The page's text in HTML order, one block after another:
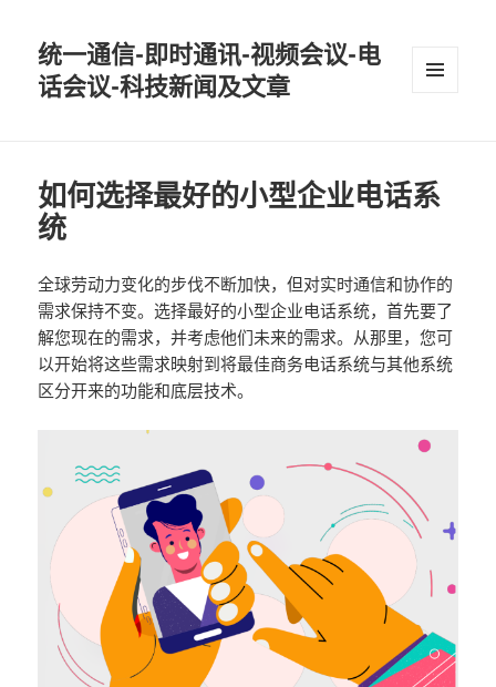
统一通信-即时通讯-视频会议-电
话会议-科技新闻及文章
如何选择最好的小型企业电话系
统
全球劳动力变化的步伐不断加快，但对实时通信和协作的
需求保持不变。选择最好的小型企业电话系统，首先要了
解您现在的需求，并考虑他们未来的需求。从那里，您可
以开始将这些需求映射到将最佳商务电话系统与其他系统
区分开来的功能和底层技术。